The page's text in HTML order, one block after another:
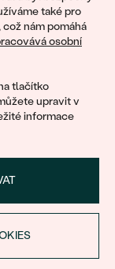
také pro
nám pomáhá
osobní
tlačítko
upravit v
informace